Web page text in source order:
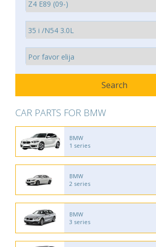
CAR PARTS FOR BMW
BMW
1 series
BMW
2 series
BMW
3 series